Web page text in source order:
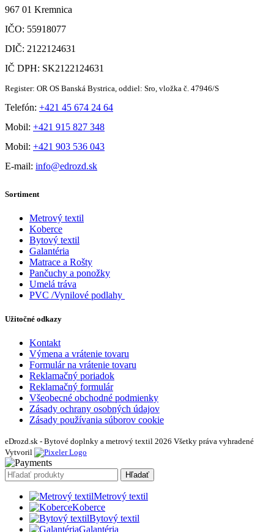
967 01 Kremnica
IČO: 55918077
DIČ: 2122124631
IČ DPH: SK2122124631
Register: OR OS Banská Bystrica, oddiel: Sro, vložka č. 47946/S
Telefón: +421 45 674 24 64
Mobil: +421 915 827 348
Mobil: +421 903 536 043
E-mail: info@edrozd.sk
Sortiment
Metrový textil
Koberce
Bytový textil
Galantéria
Matrace a Rošty
Pančuchy a ponožky
Umelá tráva
PVC /Vynilové podlahy
Užitočné odkazy
Kontakt
Výmena a vrátenie tovaru
Formulár na vrátenie tovaru
Reklamačný poriadok
Reklamačný formulár
Všeobecné obchodné podmienky
Zásady ochrany osobných údajov
Zásady používania súborov cookie
eDrozd.sk - Bytové doplnky a metrový textil 2026 Všetky práva vyhradené
Vytvoril
Hľadať
Metrový textil
Koberce
Bytový textil
Galantéria